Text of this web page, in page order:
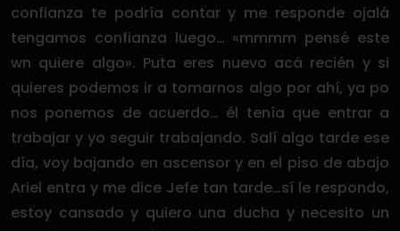
confianza te podría contar y me responde ojalá
tengamos confianza luego… «mmmm pensé este
wn quiere algo». Puta eres nuevo acá recién y si
quieres podemos ir a tomarnos algo por ahí, ya po
nos ponemos de acuerdo… él tenía que entrar a
trabajar y yo seguir trabajando. Salí algo tarde ese
día, voy bajando en ascensor y en el piso de abajo
Ariel entra y me dice Jefe tan tarde…sí le respondo,
estoy cansado y quiero una ducha y necesito un